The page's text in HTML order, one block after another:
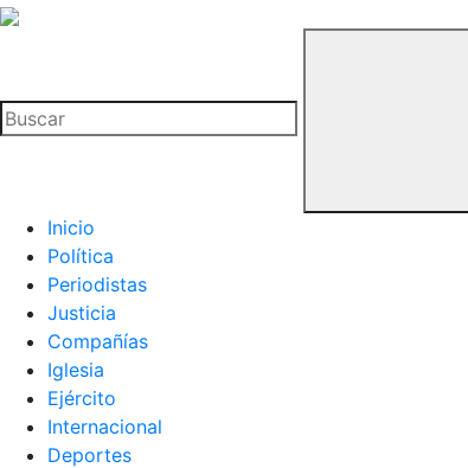
La
Buitre
Inicio
Política
Periodistas
Justicia
Compañías
Iglesia
Ejército
Internacional
Deportes